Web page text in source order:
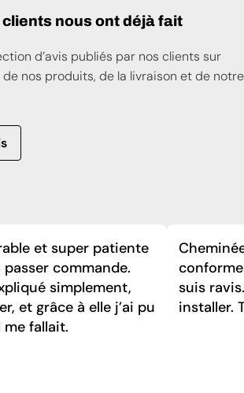
clients nous ont déjà fait
d’avis publiés par nos clients sur
nos produits, de la livraison et de notre
et super patiente
passer commande.
simplement,
et grâce à elle j’ai pu
me fallait.
suis
installer.